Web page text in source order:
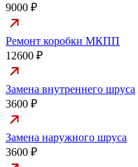
9000 ₽
Ремонт коробки МКПП
12600 ₽
Замена внутреннего шруса
3600 ₽
Замена наружного шруса
3600 ₽